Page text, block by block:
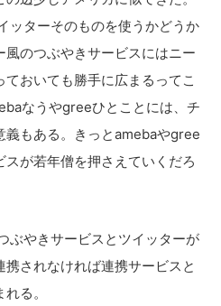
ッターそのものを使うかどうか
のつぶやきサービスにはニー
おいても勝手に広まるってこ
なうやgreeひとことには、チ
義もある。きっとamebaやgree
が若年僧を押さえていくだろ
ぶやきサービスとツイッターが
されなければ連携サービスと
る。